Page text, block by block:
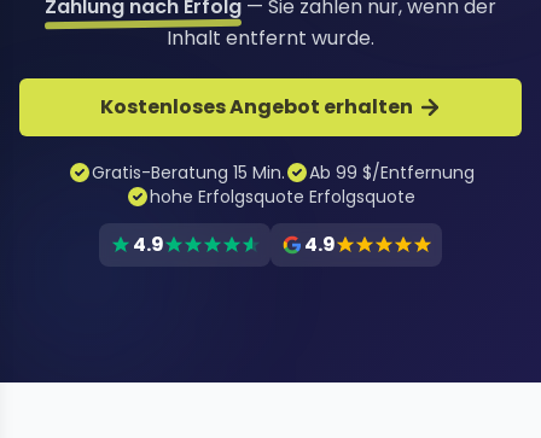
Zahlung nach Erfolg — Sie zahlen nur, wenn der
Inhalt entfernt wurde.
Kostenloses Angebot erhalten
Gratis-Beratung 15 Min.
Ab 99 $/Entfernung
hohe Erfolgsquote Erfolgsquote
4.9 4.9